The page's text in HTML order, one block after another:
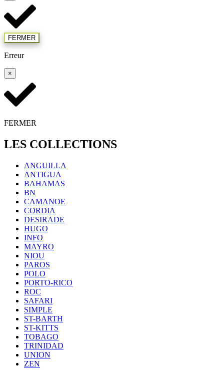
FERMER
Erreur
×
FERMER
LES COLLECTIONS
ANGUILLA
ANTIGUA
BAHAMAS
BN
CAMANOE
CORDIA
DESIRADE
HUGO
INFO
MAYRO
NIOU
PAROS
POLO
PORTO-RICO
ROC
SAFARI
SIMPLE
ST-BARTH
ST-KITTS
TOBAGO
TRINIDAD
UNION
ZEN